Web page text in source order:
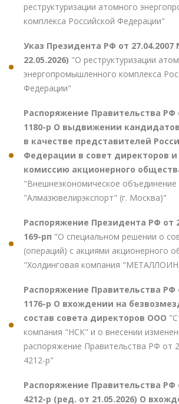
реструктуризации атомного
комплекса Российской Федерации"
Указ Президента РФ от 27.04.2007
22.05.2026) "О реструктуризации
энергопромышленного комплекса
Федерации"
Распоряжение Правительства РФ
1180-р О выдвижении
в качестве представителей
Федерации в совет директоров
комиссию акционерного
"Внешнеэкономическое объединение
"Алмазювелирэкспорт" (г. Москва)"
Распоряжение Президента РФ от
169-рп "О специальном решении о
(операций) с акциями акционерного
"Холдинговая компания
Распоряжение Правительства РФ
1176-р О вхождении на
состав совета директоров ООО
компания "НСК" и о внесении
распоряжение Правительства РФ от
4212-р"
Распоряжение Правительства РФ
4212-р (ред. от 21.05.2026) О